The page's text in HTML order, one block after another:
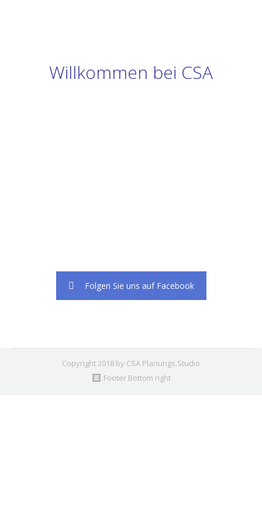
Willkommen bei CSA
Folgen Sie uns auf Facebook
Copyright 2018 by CSA Planungs.Studio
Footer Bottom right